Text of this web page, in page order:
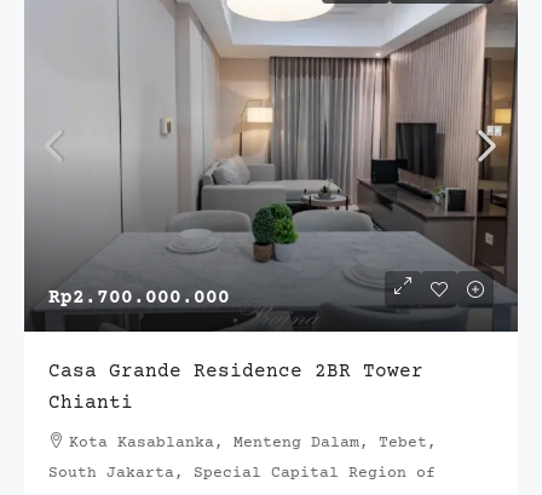
Rp2.700.000.000
Casa Grande Residence 2BR Tower
Chianti
Kota Kasablanka, Menteng Dalam, Tebet,
South Jakarta, Special Capital Region of